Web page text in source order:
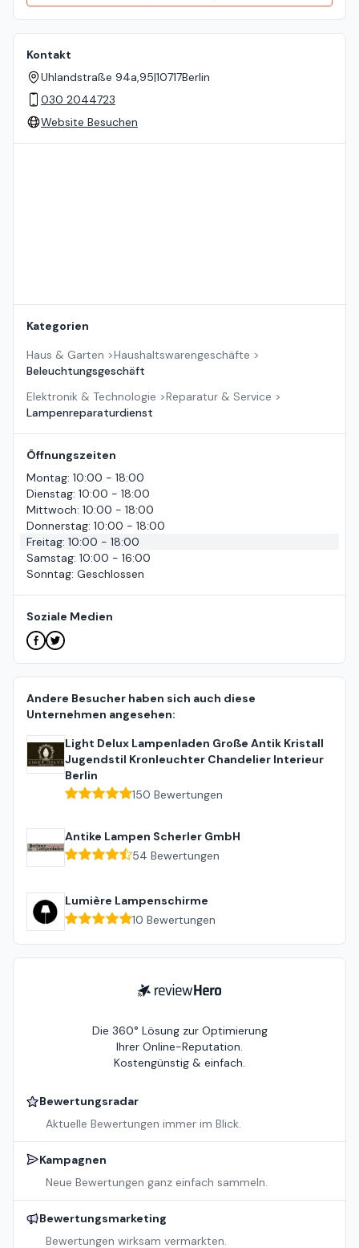
Kontakt
Uhlandstraße 94a,95|10717Berlin
030 2044723
Website Besuchen
Kategorien
Haus & Garten >Haushaltswarengeschäfte >
Beleuchtungsgeschäft
Elektronik & Technologie >Reparatur & Service >
Lampenreparaturdienst
Öffnungszeiten
Montag: 10:00 - 18:00
Dienstag: 10:00 - 18:00
Mittwoch: 10:00 - 18:00
Donnerstag: 10:00 - 18:00
Freitag: 10:00 - 18:00
Samstag: 10:00 - 16:00
Sonntag: Geschlossen
Soziale Medien
Andere Besucher haben sich auch diese
Unternehmen angesehen:
Light Delux Lampenladen Große Antik Kristall
Jugendstil Kronleuchter Chandelier Interieur
Berlin
150 Bewertungen
Antike Lampen Scherler GmbH
54 Bewertungen
Lumière Lampenschirme
10 Bewertungen
ReviewHero
Die 360° Lösung zur Optimierung
Ihrer Online-Reputation.
Kostengünstig & einfach.
Bewertungsradar
Aktuelle Bewertungen immer im Blick.
Kampagnen
Neue Bewertungen ganz einfach sammeln.
Bewertungsmarketing
Bewertungen wirksam vermarkten.